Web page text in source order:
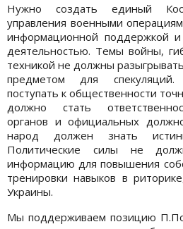
Нужно создать единый
управления военными
информационной поддержкой и
деятельностью. Темы войны,
техникой не должны
предметом для
поступать к общественности
должно стать
органов и официальных
народ должен знать
Политические силы не
информацию для повышения
тренировки навыков в
Украины.
Мы поддерживаем позицию